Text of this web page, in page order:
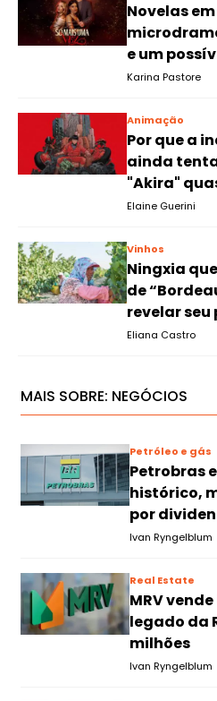
Novelas
e um
Karina Pastore
Animação
Por que a
ainda
"Akira"
Elaine Guerini
Vinhos
Ningxia
de
revelar
Eliana Castro
MAIS SOBRE: NEGÓCIOS
Petróleo e gás
Petrobras
histórico,
por
Ivan Ryngelblum
Real Estate
MRV
legado da
milhões
Ivan Ryngelblum